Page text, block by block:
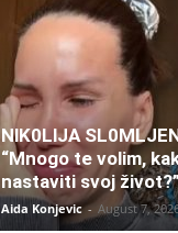
NlK0LlJA
“Mnogo te volim,
nastaviti svoj
Aida Konjevic - August 7,